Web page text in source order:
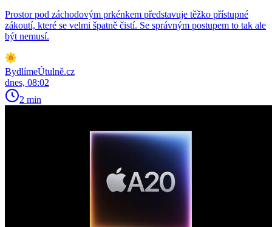
Prostor pod záchodovým prkénkem představuje těžko přístupné
zákoutí, které se velmi špatně čistí. Se správným postupem to tak ale
být nemusí.
BydlímeÚtulně.cz
dnes, 08:02
2 min